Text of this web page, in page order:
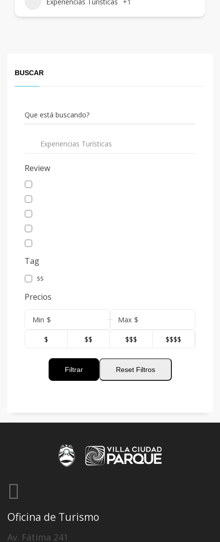
BUSCAR
Que está buscando?
Experiencias Turísticas
Review
Tag
ss
Precios
Min $ Max $
$ $$ $$$ $$$$
Filtrar Reset Filtros
Oficina de Turismo
Av. Fátima 241